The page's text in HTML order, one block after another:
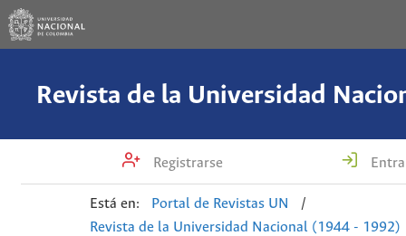
Registrarse
Está en: Portal de Revistas UN
/
Revista de la Universidad Nacional (1944 - 1992)